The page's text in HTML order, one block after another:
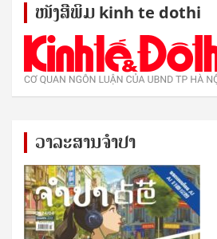
ໜັງ​ສື​ພິມ kinh te dothi
ວາລະສານຈຳປາ